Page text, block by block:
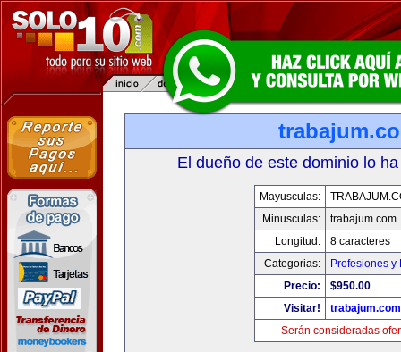
El dueño de este dominio lo
Mayusculas:
Minusculas:
trabajum.com
Longitud:
8 caracteres
Categorias:
Profesiones y
Precio:
$950.00
Visitar!
trabajum.com
Serán consideradas